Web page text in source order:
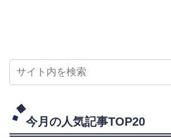
今月の人気記事TOP20